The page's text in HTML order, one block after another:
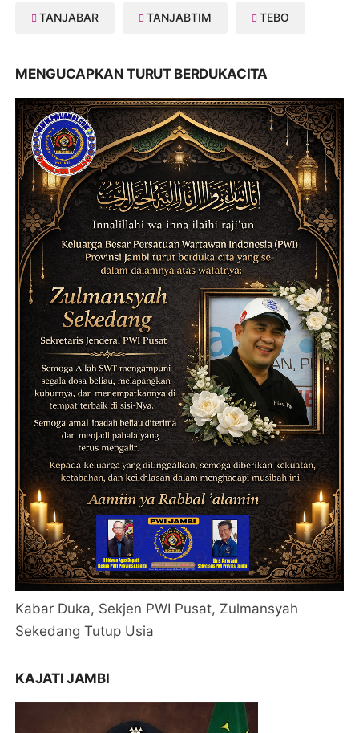
TANJABAR TANJABTIM TEBO
MENGUCAPKAN TURUT BERDUKACITA
Kabar Duka, Sekjen PWI Pusat, Zulmansyah
Sekedang Tutup Usia
KAJATI JAMBI